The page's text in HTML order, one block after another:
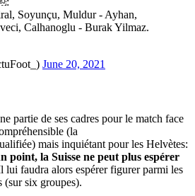
Soyunçu, Muldur - Ayhan,
Calhanoglu - Burak Yilmaz.
June 20, 2021
partie de ses cadres pour le match face
(la
mais inquiétant pour les Helvètes:
point, la Suisse ne peut plus espérer
lui faudra alors espérer figurer parmi les
(sur six groupes).